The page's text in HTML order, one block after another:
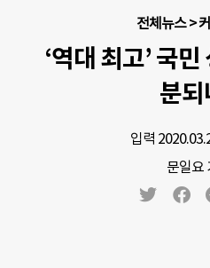
전체뉴스>
‘역대 최고’ 국
분
입력
문일요